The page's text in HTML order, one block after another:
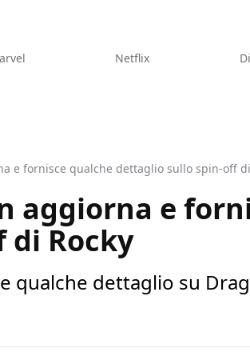
Netflix
e fornisce qualche dettaglio sullo spin-off
aggiorna e
Rocky
qualche dettaglio su